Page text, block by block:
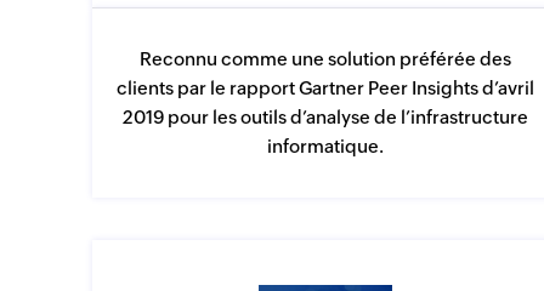
Reconnu comme une solution préférée des
clients par le rapport Gartner Peer Insights d’avril
2019 pour les outils d’analyse de l’infrastructure
informatique.